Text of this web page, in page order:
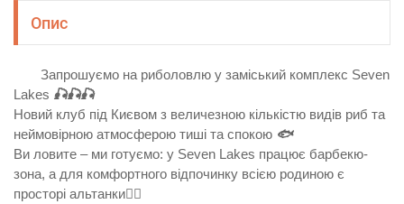
Опис
Запрошуємо на риболовлю у заміський комплекс Seven
Lakes 🎣🎣🎣
Новий клуб під Києвом з величезною кількістю видів риб та
неймовірною атмосферою тиші та спокою 🐟
Ви ловите – ми готуємо: у Seven Lakes працює барбекю-
зона, а для комфортного відпочинку всією родиною є
просторі альтанки👍🏻